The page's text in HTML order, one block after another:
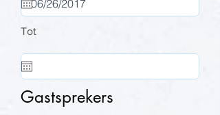
Tot
Gastsprekers